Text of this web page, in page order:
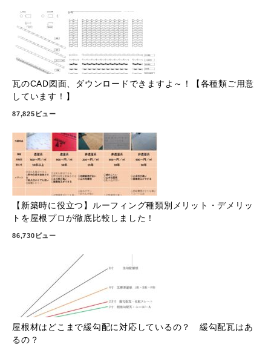
瓦のCAD図面、ダウンロードできますよ～！【各種類ご用意
しています！】
87,825ビュー
【新築時に役立つ】ルーフィング種類別メリット・デメリッ
トを屋根プロが徹底比較しました！
86,730ビュー
屋根材はどこまで緩勾配に対応しているの？ 緩勾配瓦はあ
るの？